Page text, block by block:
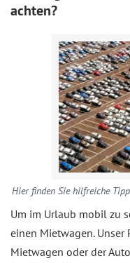
achten?
Hier finden Sie hilfreiche
Um im Urlaub mobil zu
einen Mietwagen.
Mietwagen oder der